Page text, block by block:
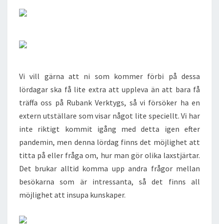
Vi vill gärna att ni som kommer förbi på dessa
lördagar ska få lite extra att uppleva än att bara få
träffa oss på Rubank Verktygs, så vi försöker ha en
extern utställare som visar något lite speciellt. Vi har
inte riktigt kommit igång med detta igen efter
pandemin, men denna lördag finns det möjlighet att
titta på eller fråga om, hur man gör olika laxstjärtar.
Det brukar alltid komma upp andra frågor mellan
besökarna som är intressanta, så det finns all
möjlighet att insupa kunskaper.